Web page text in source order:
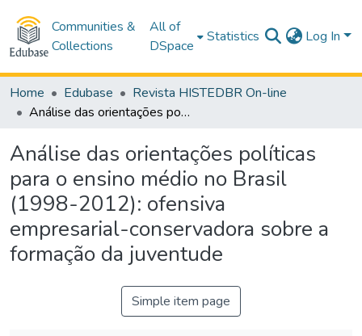
Communities &
Collections
All of
DSpace
Statistics Log In
Home Edubase
Revista HISTEDBR On-line
Análise das orientações políticas para o ensino médio no Brasil (1998-2012): ofensiva empresarial-conservadora sobre a formação da juventude
Análise das orientações políticas
para o ensino médio no Brasil
(1998-2012): ofensiva
empresarial-conservadora sobre a
formação da juventude
Simple item page